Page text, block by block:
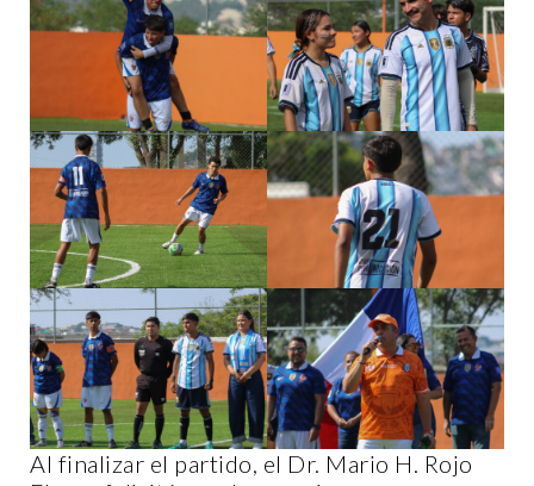
Al finalizar el partido, el Dr. Mario H. Rojo